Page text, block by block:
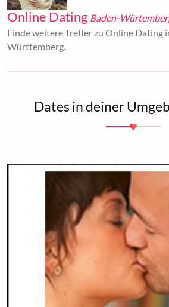
Online Dating Baden-
Finde weitere Treffer zu Online Dating
Württemberg.
Dates in deiner